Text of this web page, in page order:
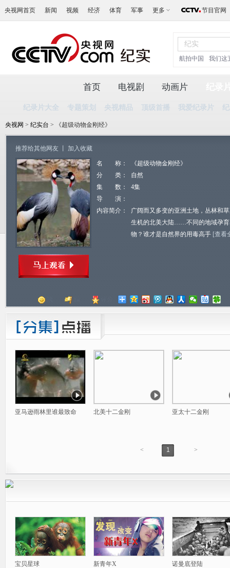
央视网首页 新闻 视频 经济 体育 军事 更多 节目官网
航拍中国 我们这
首页 电视剧 动画片
纪录片大全 专题策划 央视精品 顶级首播 我爱纪录片
央视网 > 纪实台 > 《超级动物金刚经》
推荐给其他网友 加入收藏
名 称：
《超级动物金刚经》
分 类：
自然
集 数：
4集
导 演：
内容简介：
广阔而又多变的亚洲土地，丛林和
生机的北美大陆……不同的地域孕
物？谁才是自然界的用毒高手 [查看
亚马逊雨林里谁最致命 北美十二金刚 亚太十二金刚
< 1 >
宝贝星球 新青年X 诺曼底登陆